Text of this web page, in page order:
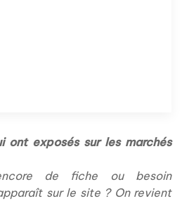
ont exposés sur les marchés
de fiche ou besoin
sur le site ? On revient